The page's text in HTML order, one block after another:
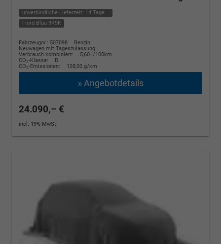
unverbindliche Lieferzeit: 14 Tage
Fiord Blau 9K9K
Fahrzeugnr.: 507098
Benzin
Neuwagen mit Tageszulassung
Verbrauch kombiniert:
5,60 l/100km
CO2-Klasse:
D
CO2-Emissionen: 128,00 g/km
» Angebotdetails
24.090,– €
incl. 19% MwSt.